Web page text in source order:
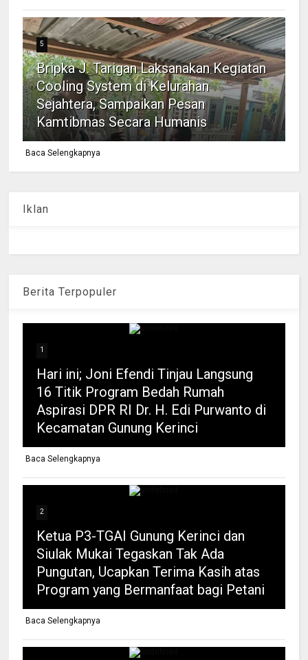
5
Bripka J. Tarigan Laksanakan Kegiatan
Cooling System di Kelurahan
Sejahtera, Sampaikan Pesan
Kamtibmas Secara Humanis
Baca Selengkapnya
Iklan
Berita Terpopuler
1
Hari ini; Joni Efendi Tinjau Langsung
16 Titik Program Bedah Rumah
Aspirasi DPR RI Dr. H. Edi Purwanto di
Kecamatan Gunung Kerinci
Baca Selengkapnya
2
Ketua P3-TGAI Gunung Kerinci dan
Siulak Mukai Tegaskan Tak Ada
Pungutan, Ucapkan Terima Kasih atas
Program yang Bermanfaat bagi Petani
Baca Selengkapnya